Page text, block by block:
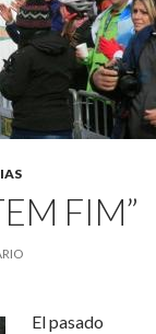
FIM”
El pasado